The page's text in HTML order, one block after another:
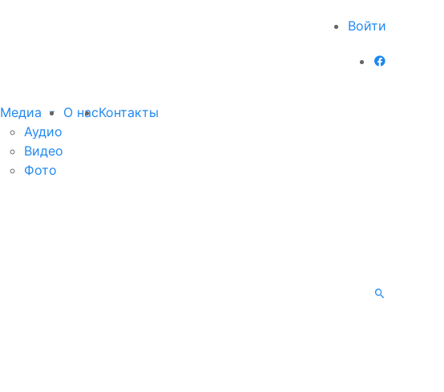
Войти
Медиа
Аудио
Видео
Фото
О насКонтакты